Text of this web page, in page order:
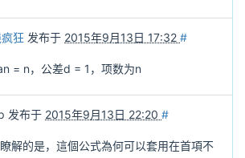
狂 发布于 2015年9月13日 17:32 #
= n，公差d = 1，项数为n
发布于 2015年9月13日 22:20 #
解的是，這個公式為何可以套用在首項不